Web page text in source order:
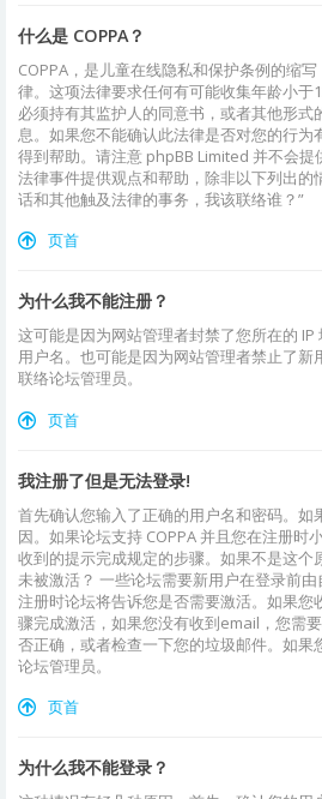
什么是 COPPA？
COPPA，是儿童在线隐私和保护条例的缩
律。这项法律要求任何有可能收集年龄小于
必须持有其监护人的同意书，或者其他形
息。如果您不能确认此法律是否对您的行为
得到帮助。请注意 phpBB Limited 并不会
法律事件提供观点和帮助，除非以下列出的
话和其他触及法律的事务，我该联络谁？”
页首
为什么我不能注册？
这可能是因为网站管理者封禁了您所在的
用户名。也可能是因为网站管理者禁止了
联络论坛管理员。
页首
我注册了但是无法登录!
首先确认您输入了正确的用户名和密码。如
因。如果论坛支持 COPPA 并且您在注册时
收到的提示完成规定的步骤。如果不是这个
未被激活？ 一些论坛需要新用户在登录前
注册时论坛将告诉您是否需要激活。如果
骤完成激活，如果您没有收到email，您需
否正确，或者检查一下您的垃圾邮件。如果
论坛管理员。
页首
为什么我不能登录？